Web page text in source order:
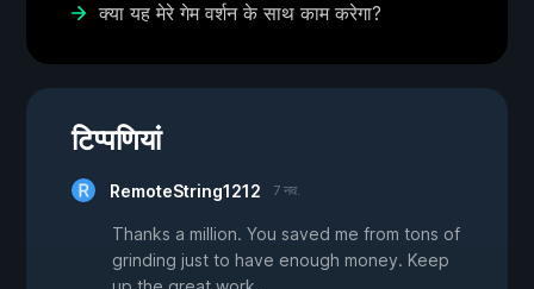
क्या यह मेरे गेम वर्शन के साथ काम करेगा?
टिप्पणियां
RemoteString1212 7 नव.
Thanks a million. You saved me from tons of
grinding just to have enough money. Keep